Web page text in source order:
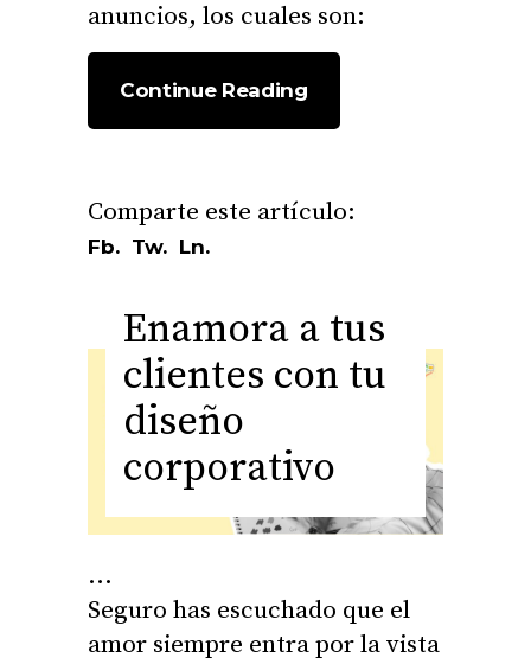
anuncios, los cuales son:
Continue Reading
Fb. Tw. Ln.
Enamora a tus
clientes con tu
diseño
corporativo
Seguro has escuchado que el
amor siempre entra por la vista